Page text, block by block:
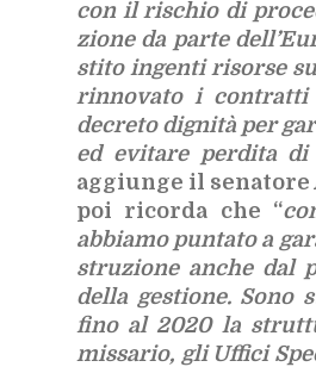
con il ri­schio di
zio­ne da par­te
sti­to in­gen­ti ri­sor­se
rin­no­va­to i con­trat­ti
de­cre­to di­gni­tà per
ed evi­ta­re per­di­ta
ag­giun­ge il
poi ri­cor­da che “
ab­bia­mo pun­ta­to a
stru­zio­ne an­che dal
del­la ge­stio­ne. Sono
fino al 2020 la
mis­sa­rio, gli Uf­fi­ci